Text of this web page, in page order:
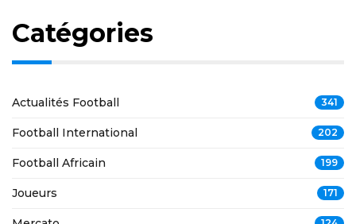
Catégories
Actualités Football 341
Football International 202
Football Africain 199
Joueurs 171